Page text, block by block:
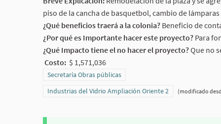
piso de la cancha de basquetbol, cambio de
¿Qué beneficios traerá a la colonia? Beneficio de
¿Por qué es Importante hacer este proyecto? Para
¿Qué Impacto tiene el no hacer el proyecto?Que no
Costo: $ 1,571,036
Resultados al filtrar por la categoría: Secretaría Obras
Secretaría Obras públicas
Resultados al filtrar por el ámbito: Industrias del Vidrio
Industrias del Vidrio Ampliación Oriente 2 (modificado